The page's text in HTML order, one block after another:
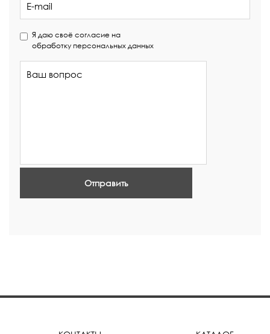
Я даю своё согласие на
обработку персональных данных
Отправить